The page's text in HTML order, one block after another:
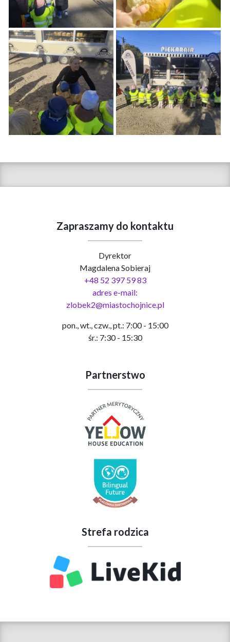
Zapraszamy do kontaktu
Dyrektor
Magdalena Sobieraj
+48 52 397 59 83
adres e-mail:
zlobek2@miastochojnice.pl
pon., wt., czw., pt.: 7:00 - 15:00
śr.: 7:30 - 15:30
Partnerstwo
Strefa rodzica